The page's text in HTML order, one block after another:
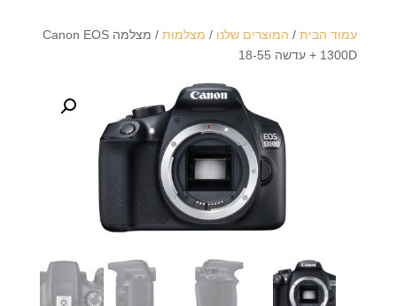
עמוד הבית/ המוצרים שלנו / מצלמות
/ מצלמה Canon EOS
1300D + עדשה 18-55